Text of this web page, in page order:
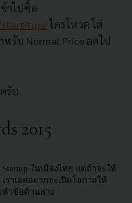
าไปซื้อ
startitup/ใครโหวต ใส่
หรับ Normal Price ลดไป
รับ